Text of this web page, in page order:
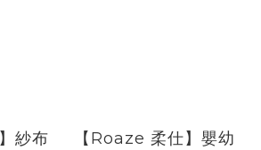
紗布
【Roaze 柔仕】嬰幼